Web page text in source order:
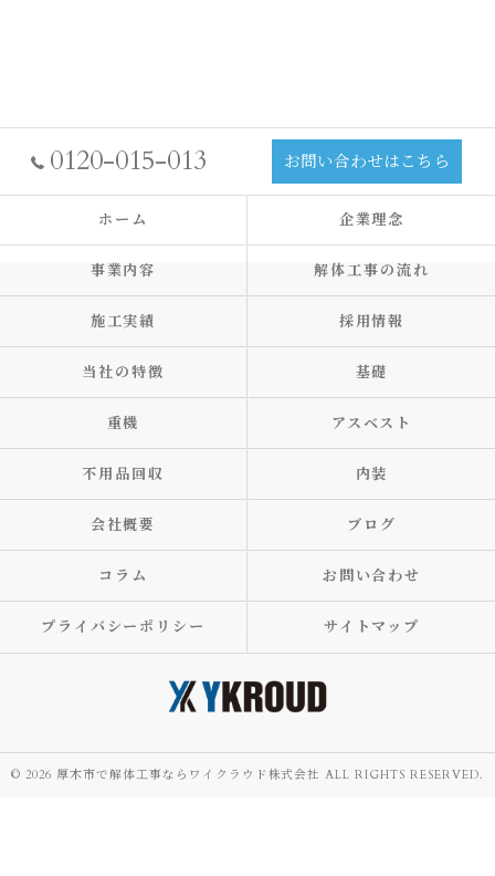
0120-015-013 お問い合わせはこちら
ホーム 企業理念
事業内容 解体工事の流れ
施工実績 採用情報
当社の特徴 基礎
重機 アスベスト
不用品回収 内装
会社概要 ブログ
コラム お問い合わせ
プライバシーポリシー サイトマップ
© 2026 厚木市で解体工事ならワイクラウド株式会社 ALL RIGHTS RESERVED.